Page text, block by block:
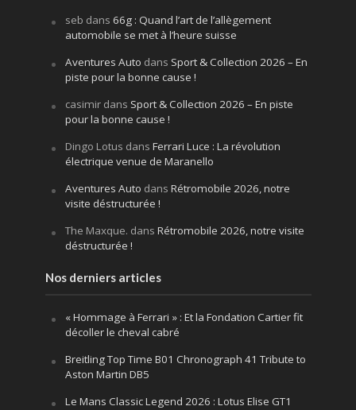
seb dans 66g : Quand l’art de l’allègement
automobile se met à l’heure suisse
Aventures Auto dans Sport & Collection 2026 – En
piste pour la bonne cause !
casimirdans Sport & Collection 2026 – En piste
pour la bonne cause !
Dingo Lotus dans Ferrari Luce : La révolution
électrique venue de Maranello
Aventures Auto dans Rétromobile 2026, notre
visite déstructurée !
The Maxque. dans Rétromobile 2026, notre visite
déstructurée !
Nos derniers articles
« Hommage à Ferrari » : Et la Fondation Cartier fit
décoller le cheval cabré
Breitling Top Time B01 Chronograph 41 Tribute to
Aston Martin DB5
Le Mans Classic Legend 2026 : Lotus Elise GT1